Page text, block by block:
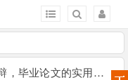
，毕业论文的实用技巧